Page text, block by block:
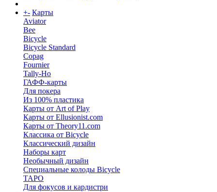
+- Карты
Aviator
Bee
Bicycle
Bicycle Standard
Copag
Fournier
Tally-Ho
ГАФФ-карты
Для покера
Из 100% пластика
Карты от Art of Play
Карты от Ellusionist.com
Карты от Theory11.com
Классика от Bicycle
Классический дизайн
Наборы карт
Необычный дизайн
Специальные колоды Bicycle
ТАРО
Для фокусов и кардистри